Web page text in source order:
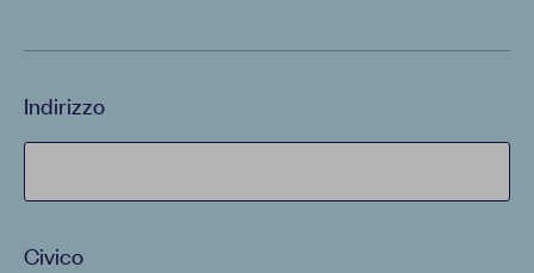
Indirizzo
Civico